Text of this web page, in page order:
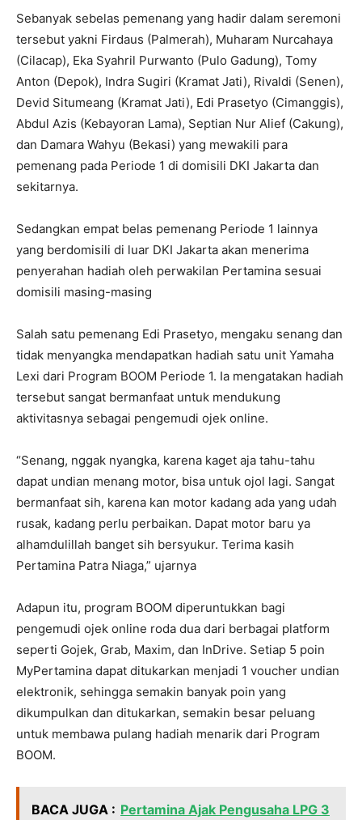
Sebanyak sebelas pemenang yang hadir dalam seremoni
tersebut yakni Firdaus (Palmerah), Muharam Nurcahaya
(Cilacap), Eka Syahril Purwanto (Pulo Gadung), Tomy
Anton (Depok), Indra Sugiri (Kramat Jati), Rivaldi (Senen),
Devid Situmeang (Kramat Jati), Edi Prasetyo (Cimanggis),
Abdul Azis (Kebayoran Lama), Septian Nur Alief (Cakung),
dan Damara Wahyu (Bekasi) yang mewakili para
pemenang pada Periode 1 di domisili DKI Jakarta dan
sekitarnya.
Sedangkan empat belas pemenang Periode 1 lainnya
yang berdomisili di luar DKI Jakarta akan menerima
penyerahan hadiah oleh perwakilan Pertamina sesuai
domisili masing-masing
Salah satu pemenang Edi Prasetyo, mengaku senang dan
tidak menyangka mendapatkan hadiah satu unit Yamaha
Lexi dari Program BOOM Periode 1. Ia mengatakan hadiah
tersebut sangat bermanfaat untuk mendukung
aktivitasnya sebagai pengemudi ojek online.
“Senang, nggak nyangka, karena kaget aja tahu-tahu
dapat undian menang motor, bisa untuk ojol lagi. Sangat
bermanfaat sih, karena kan motor kadang ada yang udah
rusak, kadang perlu perbaikan. Dapat motor baru ya
alhamdulillah banget sih bersyukur. Terima kasih
Pertamina Patra Niaga,” ujarnya
Adapun itu, program BOOM diperuntukkan bagi
pengemudi ojek online roda dua dari berbagai platform
seperti Gojek, Grab, Maxim, dan InDrive. Setiap 5 poin
MyPertamina dapat ditukarkan menjadi 1 voucher undian
elektronik, sehingga semakin banyak poin yang
dikumpulkan dan ditukarkan, semakin besar peluang
untuk membawa pulang hadiah menarik dari Program
BOOM.
BACA JUGA : Pertamina Ajak Pengusaha LPG 3